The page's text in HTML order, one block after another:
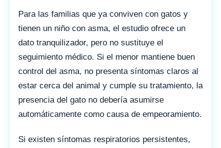
Para las familias que ya conviven con gatos y
tienen un niño con asma, el estudio ofrece un
dato tranquilizador, pero no sustituye el
seguimiento médico. Si el menor mantiene buen
control del asma, no presenta síntomas claros al
estar cerca del animal y cumple su tratamiento, la
presencia del gato no debería asumirse
automáticamente como causa de empeoramiento.
Si existen síntomas respiratorios persistentes,